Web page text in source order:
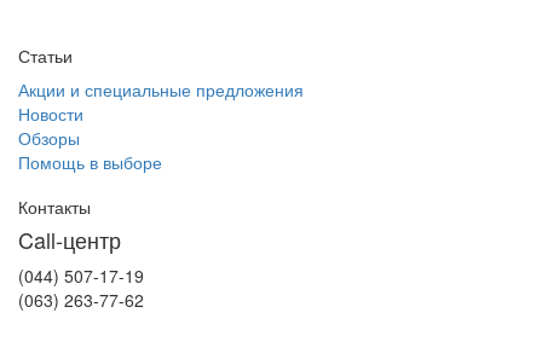
Статьи
Акции и специальные предложения
Новости
Обзоры
Помощь в выборе
Контакты
Call-центр
(044) 507-17-19
(063) 263-77-62